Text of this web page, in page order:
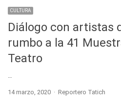
CULTURA
Diálogo con artistas
rumbo a la 41
Teatro
14 marzo, 2020 Author
Reportero Tatich